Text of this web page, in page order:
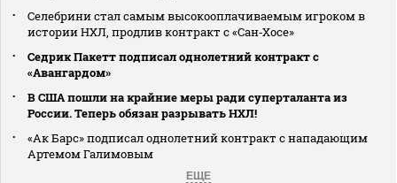
Селебрини стал самым высокооплачиваемым игроком в
истории НХЛ, продлив контракт с «Сан‑Хосе»
Седрик Пакетт подписал однолетний контракт с
«Авангардом»
В США пошли на крайние меры ради суперталанта из
России. Теперь обязан разрывать НХЛ!
«Ак Барс» подписал однолетний контракт с нападающим
Артемом Галимовым
ЕЩЕ